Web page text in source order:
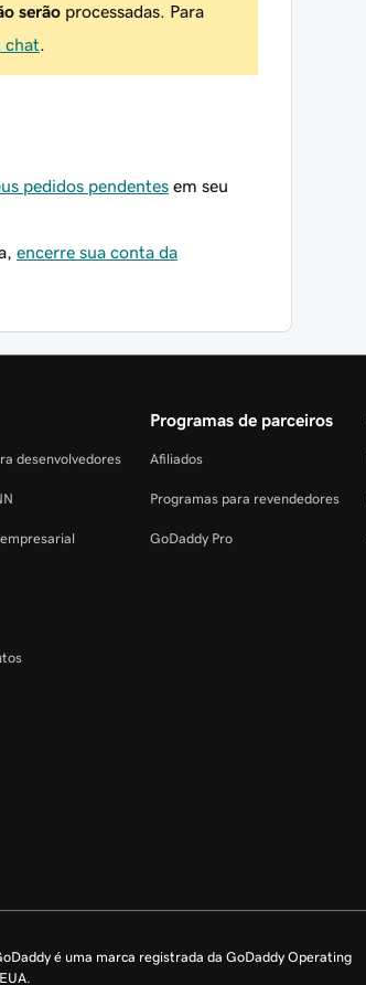
serão processadas. Para
chat
pedidos pendentes em seu
encerre sua conta da
desenvolvedores
Programas de parceiros
Afiliados
Programas para revendedores
GoDaddy Pro
é uma marca registrada da GoDaddy Operating